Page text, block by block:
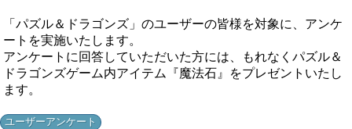
「パズル＆ドラゴンズ」のユーザーの皆様を対象に、アンケ
ートを実施いたします。
アンケートに回答していただいた方には、もれなくパズル＆
ドラゴンズゲーム内アイテム『魔法石』をプレゼントいたし
ます。
ユーザーアンケート